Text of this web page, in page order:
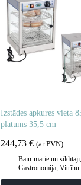
Izstādes apkures vieta
platums 35,5 cm
244,73 € (ar PVN)
Bain-marie un sildītāji,
Gastronomija, Vitrīnu